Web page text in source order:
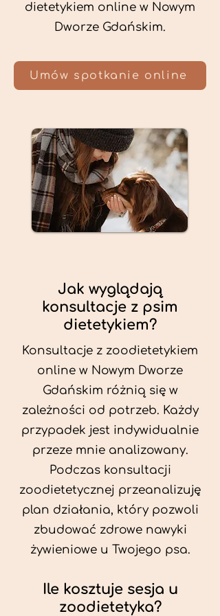
dietetykiem online w Nowym
Dworze Gdańskim.
Umów spotkanie online
Jak wyglądają
konsultacje z psim
dietetykiem?
Konsultacje z zoodietetykiem
online w Nowym Dworze
Gdańskim różnią się w
zależności od potrzeb. Każdy
przypadek jest indywidualnie
przeze mnie analizowany.
Podczas konsultacji
zoodietetycznej przeanalizuję
plan działania, który pozwoli
zbudować zdrowe nawyki
żywieniowe u Twojego psa.
Ile kosztuje sesja u
zoodietetyka?